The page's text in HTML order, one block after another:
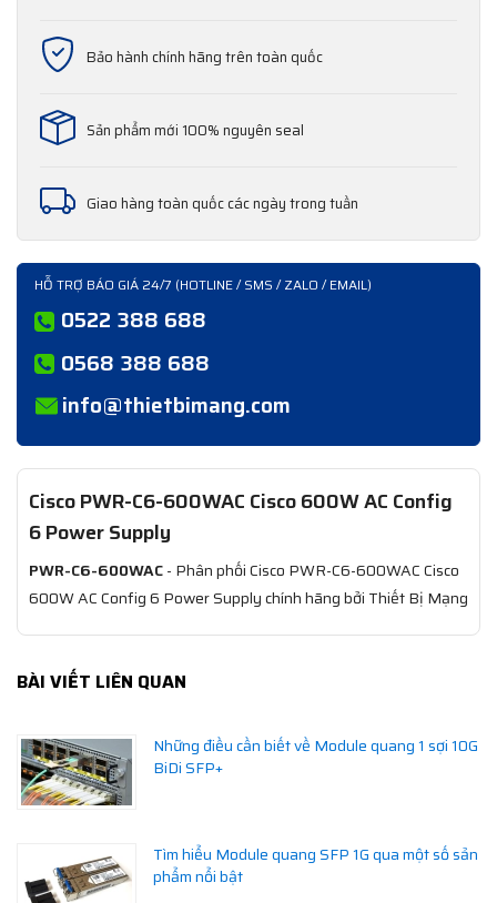
Bảo hành chính hãng trên toàn quốc
Sản phẩm mới 100% nguyên seal
Giao hàng toàn quốc các ngày trong tuần
HỖ TRỢ BÁO GIÁ 24/7 (HOTLINE / SMS / ZALO / EMAIL)
0522 388 688
0568 388 688
info@thietbimang.com
Cisco PWR-C6-600WAC Cisco 600W AC Config
6 Power Supply
PWR-C6-600WAC- Phân phối Cisco PWR-C6-600WAC Cisco
600W AC Config 6 Power Supply chính hãng bởi Thiết Bị Mạng
BÀI VIẾT LIÊN QUAN
Những điều cần biết về Module quang 1 sợi 10G
BiDi SFP+
Tìm hiểu Module quang SFP 1G qua một số sản
phẩm nổi bật